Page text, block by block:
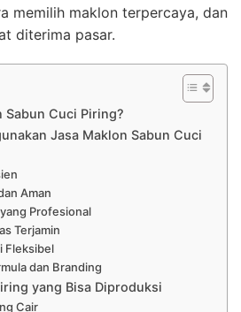
memilih maklon terpercaya, dan
diterima pasar.
Sabun Cuci Piring?
Jasa Maklon Sabun Cuci
Aman
Profesional
Terjamin
Fleksibel
dan Branding
yang Bisa Diproduksi
Cair